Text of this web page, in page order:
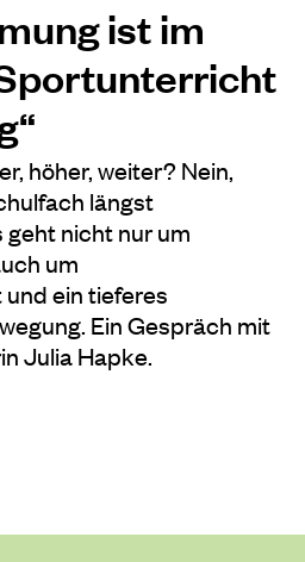
ist im
höher, weiter? Nein,
längst
nicht nur um
um
ein tieferes
Ein Gespräch mit
Julia Hapke.